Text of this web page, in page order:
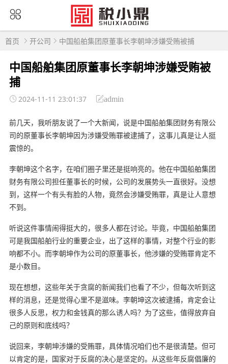
首页 开公司 中国船舶集团原董事长李朝坤涉嫌受贿被捕
中国船舶集团原董事长李朝坤涉嫌受贿被
捕
2024-11-11 23:01:37 admin
前几天，我听朋友说了一个大新闻，说是中国船舶集团财务有限公
司的原董事长李朝坤因为涉嫌受贿罪被逮捕了，这事儿真是让人挺
震惊的。
李朝坤这个名字，在咱们圈子里还是挺响亮的。他在中国船舶集团
财务有限公司担任董事长的时候，公司的发展势头一直很好。没想
到，这样一个有头有脸的人物，竟然会涉嫌受贿罪，真是让人意想
不到。
听说这件事情闹得挺大的，很多人都在讨论。毕竟，中国船舶集团
可是我国船舶行业的重要企业，出了这样的事情，对整个行业的影
响都不小。而李朝坤作为公司的原董事长，他涉嫌的受贿罪肯定不
是小数目。
现在想想，这些年关于贪腐的新闻我们也看了不少，但每次听到这
样的消息，还是觉得心里不是滋味。李朝坤这次被逮捕，肯定会让
很多人反思，权力和金钱真的那么诱人吗？为了这些，值得放弃自
己的原则和底线吗？
说回来，李朝坤涉嫌的受贿罪，具体情况咱们也不是很清楚。但可
以肯定的是，国家对于反腐的决心是坚定的。从这些年反腐倡廉的